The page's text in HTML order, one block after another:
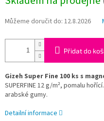
cena:
Můžeme doručit do: 12.8.2026
Přidat do
Gizeh Super Fine 100 ks s
SUPERFINE 12 g/m², pomalu
arabské gumy.
Detailní informace